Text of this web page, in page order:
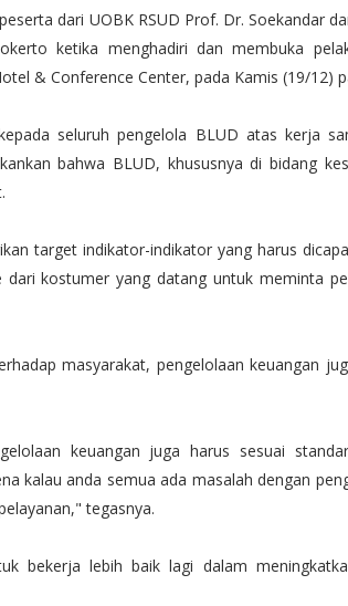
dari UOBK RSUD Prof. Dr. Soekandar
ketika menghadiri dan membuka
& Conference Center, pada Kamis (19/12)
seluruh pengelola BLUD atas kerja
bahwa BLUD, khususnya di bidang
target indikator-indikator yang harus
kostumer yang datang untuk meminta
masyarakat, pengelolaan keuangan
keuangan juga harus sesuai
kalau anda semua ada masalah dengan
tegasnya.
bekerja lebih baik lagi dalam